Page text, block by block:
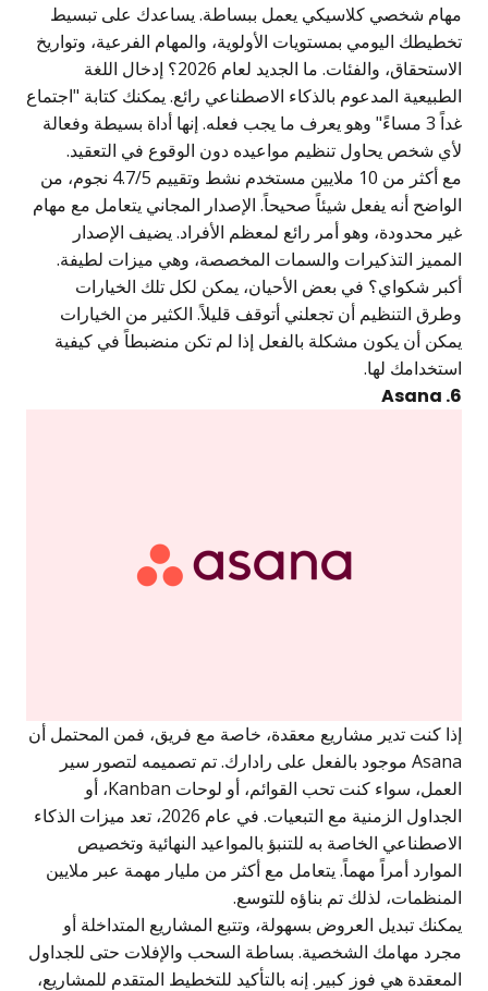
مهام شخصي كلاسيكي يعمل ببساطة. يساعدك على تبسيط
تخطيطك اليومي بمستويات الأولوية، والمهام الفرعية، وتواريخ
الاستحقاق، والفئات. ما الجديد لعام 2026؟ إدخال اللغة
الطبيعية المدعوم بالذكاء الاصطناعي رائع. يمكنك كتابة "اجتماع
غداً 3 مساءً" وهو يعرف ما يجب فعله. إنها أداة بسيطة وفعالة
لأي شخص يحاول تنظيم مواعيده دون الوقوع في التعقيد.
مع أكثر من 10 ملايين مستخدم نشط وتقييم 4.7/5 نجوم، من
الواضح أنه يفعل شيئاً صحيحاً. الإصدار المجاني يتعامل مع مهام
غير محدودة، وهو أمر رائع لمعظم الأفراد. يضيف الإصدار
المميز التذكيرات والسمات المخصصة، وهي ميزات لطيفة.
أكبر شكواي؟ في بعض الأحيان، يمكن لكل تلك الخيارات
وطرق التنظيم أن تجعلني أتوقف قليلاً. الكثير من الخيارات
يمكن أن يكون مشكلة بالفعل إذا لم تكن منضبطاً في كيفية
استخدامك لها.
6. Asana
إذا كنت تدير مشاريع معقدة، خاصة مع فريق، فمن المحتمل أن
Asana موجود بالفعل على رادارك. تم تصميمه لتصور سير
العمل، سواء كنت تحب القوائم، أو لوحات Kanban، أو
الجداول الزمنية مع التبعيات. في عام 2026، تعد ميزات الذكاء
الاصطناعي الخاصة به للتنبؤ بالمواعيد النهائية وتخصيص
الموارد أمراً مهماً. يتعامل مع أكثر من مليار مهمة عبر ملايين
المنظمات، لذلك تم بناؤه للتوسع.
يمكنك تبديل العروض بسهولة، وتتبع المشاريع المتداخلة أو
مجرد مهامك الشخصية. بساطة السحب والإفلات حتى للجداول
المعقدة هي فوز كبير. إنه بالتأكيد للتخطيط المتقدم للمشاريع،